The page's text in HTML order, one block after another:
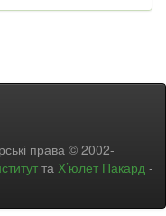
права © 2002-
та Х’юлет Пакард -